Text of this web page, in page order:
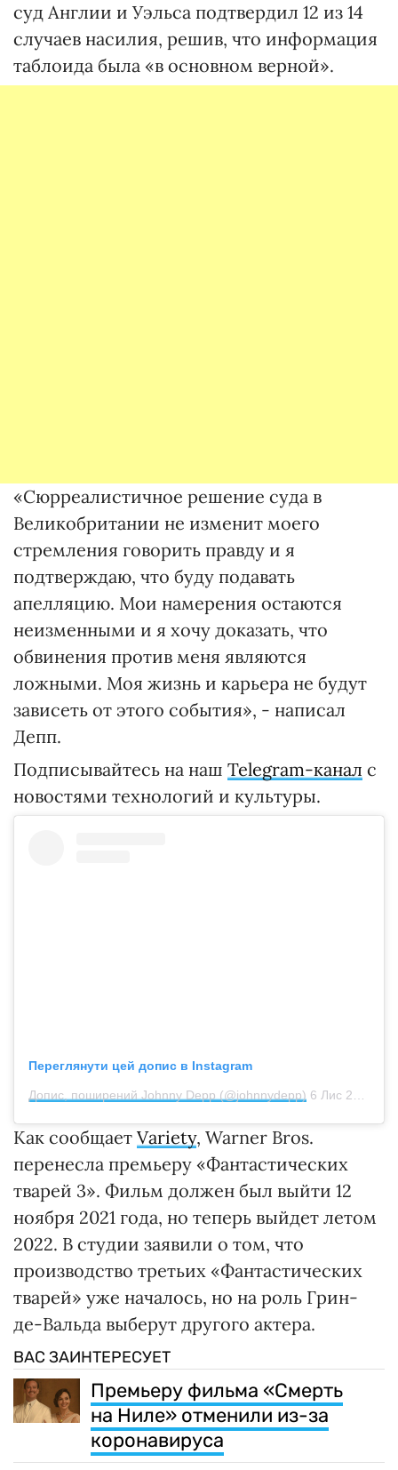
суд Англии и Уэльса подтвердил 12 из 14
случаев насилия, решив, что информация
таблоида была «в основном верной».
«Сюрреалистичное решение суда в
Великобритании не изменит моего
стремления говорить правду и я
подтверждаю, что буду подавать
апелляцию. Мои намерения остаются
неизменными и я хочу доказать, что
обвинения против меня являются
ложными. Моя жизнь и карьера не будут
зависеть от этого события», - написал
Депп.
Подписывайтесь на наш Telegram-канал с
новостями технологий и культуры.
Переглянути цей допис в Instagram
Допис, поширений Johnny Depp (@johnnydepp) 6 Лис 2020 р. о 8:15 PST
Как сообщает Variety, Warner Bros.
перенесла премьеру «Фантастических
тварей 3». Фильм должен был выйти 12
ноября 2021 года, но теперь выйдет летом
2022. В студии заявили о том, что
производство третьих «Фантастических
тварей» уже началось, но на роль Грин-
де-Вальда выберут другого актера.
ВАС ЗАИНТЕРЕСУЕТ
Премьеру фильма «Смерть
на Ниле» отменили из-за
коронавируса